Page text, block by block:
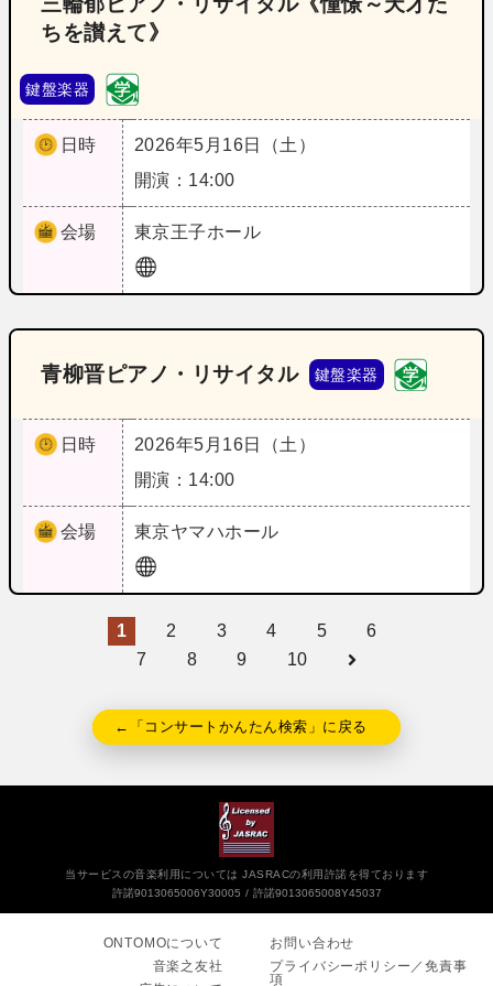
ちを讃えて》
鍵盤楽器
日時
2026年5月16日（土）
開演：14:00
会場 東京王子ホール
青柳晋ピアノ・リサイタル 鍵盤楽器
日時
2026年5月16日（土）
開演：14:00
会場 東京ヤマハホール
1 2 3 4 5
6
7
8 9 10
←「コンサートかんたん検索」に戻る
当サービスの音楽利用については JASRACの利用許諾を得ております
許諾9013065006Y30005
許諾9013065008Y45037
ONTOMOについて
音楽之友社
お問い合わせ
プライバシーポリシー／免責事
項